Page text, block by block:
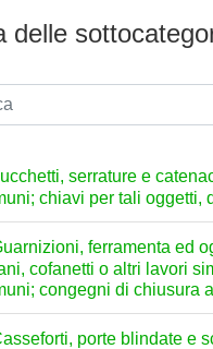
delle
serrature e
chiavi per tali oggetti,
ferramenta ed
cofanetti o altri lavori
congegni di chiusura
porte blindate e